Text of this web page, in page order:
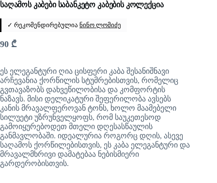
საღამოს კაბები საბანკეტო კაბების კოლექცია
✓ რეკომენდირებულია ნინო ლომიძე
90 ₾
ეს ელეგანტური ღია ცისფერი კაბა შესანიშნავი
არჩევანია ქორწილის სტუმრებისთვის, რომელიც
გვთავაზობს დახვეწილობისა და კომფორტის
ნაზავს. მისი დელიკატური შეფერილობა ავსებს
კანის მრავალფეროვან ტონს, ხოლო მაამებელი
სილუეტი უზრუნველყოფს, რომ საუკეთესოდ
გამოიყურებოდეთ მთელი დღესასწაულის
განმავლობაში. იდეალურია როგორც დღის, ასევე
საღამოს ქორწილებისთვის, ეს კაბა ელეგანტური და
მრავალმხრივი დამატებაა ნებისმიერი
გარდერობისთვის.